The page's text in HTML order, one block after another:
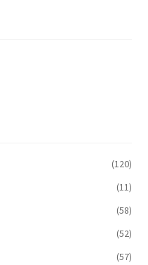
(120)
(11)
(58)
(52)
(57)